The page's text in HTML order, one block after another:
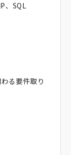
、SQL
る要件取り